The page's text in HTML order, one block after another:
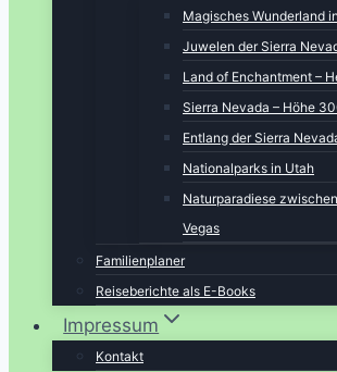
Magisches Wunderland
Juwelen der Sierra
Land of Enchantment –
Sierra Nevada – Höhe
Entlang der Sierra
Nationalparks in Utah
Naturparadiese
Vegas
Familienplaner
Reiseberichte als E-Books
Impressum
Kontakt